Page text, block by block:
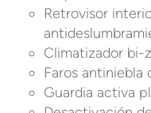
Retrovisor
Climatizador bi-
Faros antiniebla
Guardia activa